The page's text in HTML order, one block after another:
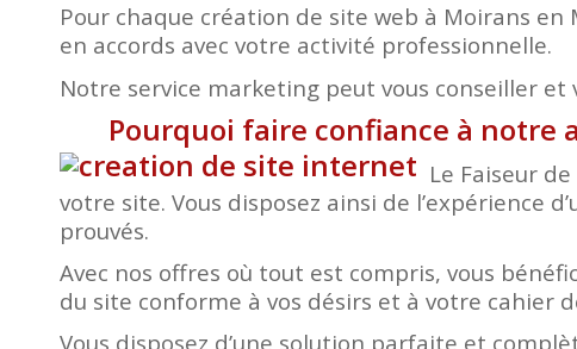
Pour chaque création de site web à Moirans
en accords avec votre activité professionnelle.
Notre service marketing peut vous conseiller
Pourquoi faire confiance à notre
Le Faiseur
votre site. Vous disposez ainsi de l’expérience
prouvés.
Avec nos offres où tout est compris, vous
du site conforme à vos désirs et à votre cahier
Vous disposez d’une solution parfaite et